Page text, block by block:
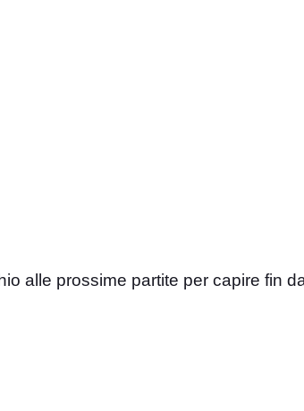
alle prossime partite per capire fin